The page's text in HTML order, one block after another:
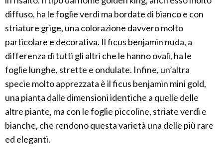
diffuso, ha le foglie verdi ma bordate di bianco e con
striature grige, una colorazione davvero molto
particolare e decorativa. Il ficus benjamin nuda, a
differenza di tutti gli altri che le hanno ovali, ha le
foglie lunghe, strette e ondulate. Infine, un’altra
specie molto apprezzata è il ficus benjamin mini gold,
una pianta dalle dimensioni identiche a quelle delle
altre piante, ma con le foglie piccoline, striate verdi e
bianche, che rendono questa varietà una delle più rare
ed eleganti.